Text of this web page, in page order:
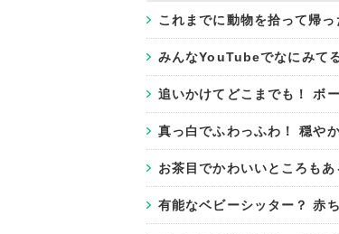
これまでに動物を拾って帰
みんなYouTubeでなにみて
追いかけてどこまでも！ ボ
真っ白でふわっふわ！ 穏や
お茶目でかわいいところも
有能なベビーシッター？ 赤